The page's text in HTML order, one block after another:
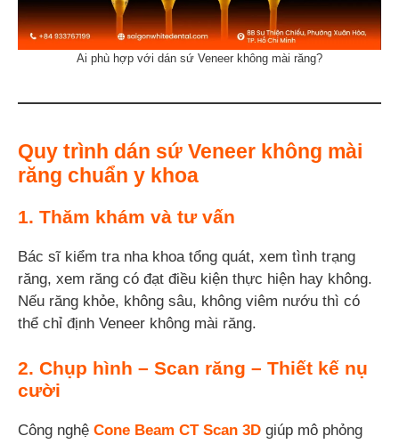
Ai phù hợp với dán sứ Veneer không mài răng?
Quy trình dán sứ Veneer không mài
răng chuẩn y khoa
1. Thăm khám và tư vấn
Bác sĩ kiểm tra nha khoa tổng quát, xem tình trạng
răng, xem răng có đạt điều kiện thực hiện hay không.
Nếu răng khỏe, không sâu, không viêm nướu thì có
thể chỉ định Veneer không mài răng.
2. Chụp hình – Scan răng – Thiết kế nụ
cười
Công nghệ Cone Beam CT Scan 3D giúp mô phỏng